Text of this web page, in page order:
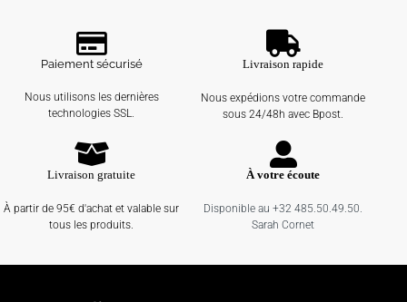
Paiement sécurisé
Nous utilisons les dernières
technologies SSL.
Livraison rapide
Nous expédions votre commande
sous 24/48h avec Bpost.
Livraison gratuite
À partir de 95€ d'achat et valable sur
tous les produits.
À votre écoute
Disponible au +32 485.50.49.50.
Sarah Cornet